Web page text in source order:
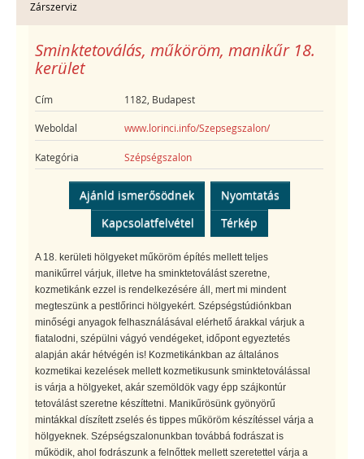
Zárszerviz
Sminktetoválás, műköröm, manikűr 18.
kerület
Cím 1182, Budapest
Weboldal www.lorinci.info/Szepsegszalon/
Kategória Szépségszalon
Ajánld ismerősödnek
Nyomtatás
Kapcsolatfelvétel
Térkép
A 18. kerületi hölgyeket műköröm építés mellett teljes
manikűrrel várjuk, illetve ha sminktetoválást szeretne,
kozmetikánk ezzel is rendelkezésére áll, mert mi mindent
megteszünk a pestlőrinci hölgyekért. Szépségstúdiónkban
minőségi anyagok felhasználásával elérhető árakkal várjuk a
fiatalodni, szépülni vágyó vendégeket, időpont egyeztetés
alapján akár hétvégén is! Kozmetikánkban az általános
kozmetikai kezelések mellett kozmetikusunk sminktetoválással
is várja a hölgyeket, akár szemöldök vagy épp szájkontúr
tetoválást szeretne készíttetni. Manikűrösünk gyönyörű
mintákkal díszített zselés és tippes műköröm készítéssel várja a
hölgyeknek. Szépségszalonunkban továbbá fodrászat is
működik, ahol fodrászunk a felnőttek mellett szeretettel várja a